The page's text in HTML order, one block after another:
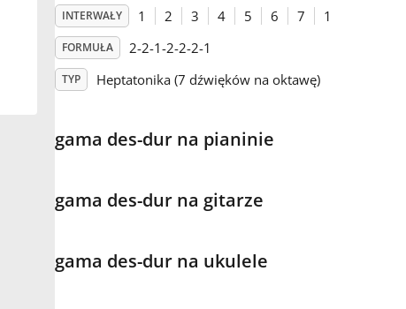
INTERWAŁY 1 2 3 4 5 6 7 1
FORMUŁA 2-2-1-2-2-2-1
TYP Heptatonika (7 dźwięków na oktawę)
gama des-dur na pianinie
gama des-dur na gitarze
gama des-dur na ukulele